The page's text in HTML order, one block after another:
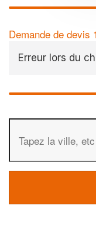
Demande de devis
Erreur lors du